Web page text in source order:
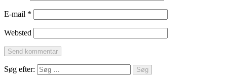
E-mail *
Websted
Søg efter: